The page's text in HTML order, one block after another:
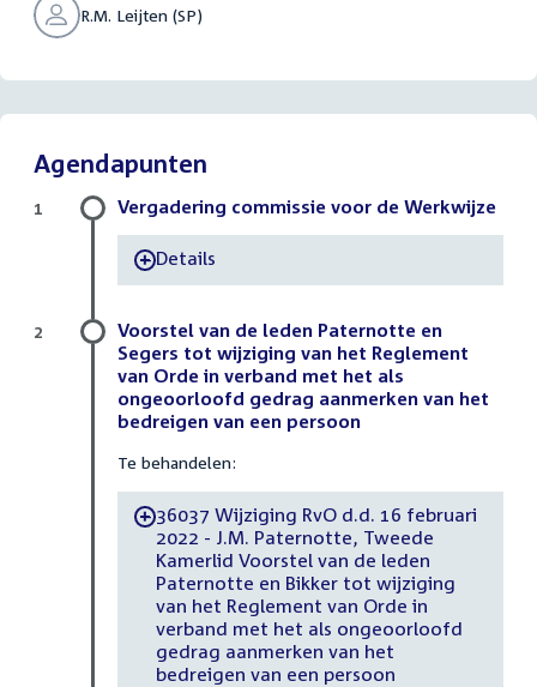
R.M. Leijten (SP)
Agendapunten
Vergadering commissie voor de Werkwijze
-Details
1
Voorstel van de leden Paternotte en
Segers tot wijziging van het Reglement
van Orde in verband met het als
ongeoorloofd gedrag aanmerken van het
bedreigen van een persoon
Te behandelen:
-36037 Wijziging RvO d.d. 16 februari
2022 - J.M. Paternotte, Tweede
Kamerlid Voorstel van de leden
Paternotte en Bikker tot wijziging
van het Reglement van Orde in
verband met het als ongeoorloofd
gedrag aanmerken van het
bedreigen van een persoon
2